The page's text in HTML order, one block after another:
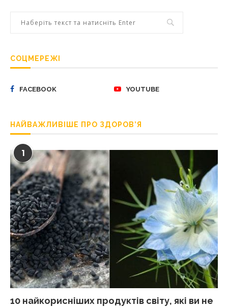
СОЦМЕРЕЖІ
FACEBOOK YOUTUBE
НАЙВАЖЛИВІШЕ ПРО ЗДОРОВ’Я
1
10 найкорисніших продуктів світу, які ви не